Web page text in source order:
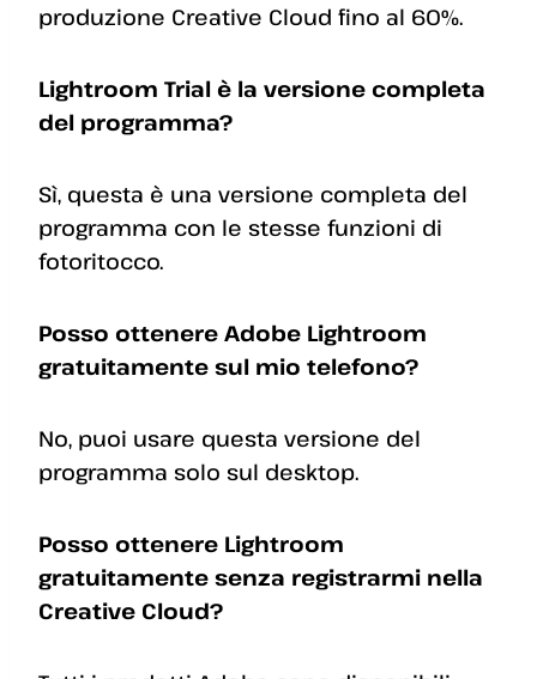
produzione Creative Cloud fino al 60%.
Lightroom Trial è la versione completa
del programma?
Sì, questa è una versione completa del
programma con le stesse funzioni di
fotoritocco.
Posso ottenere Adobe Lightroom
gratuitamente sul mio telefono?
No, puoi usare questa versione del
programma solo sul desktop.
Posso ottenere Lightroom
gratuitamente senza registrarmi nella
Creative Cloud?